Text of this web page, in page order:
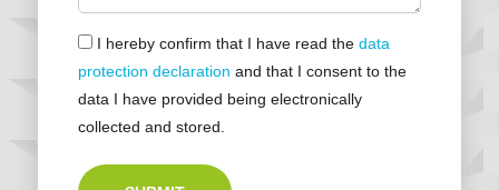
I hereby confirm that I have read the data
protection declaration and that I consent to the
data I have provided being electronically
collected and stored.